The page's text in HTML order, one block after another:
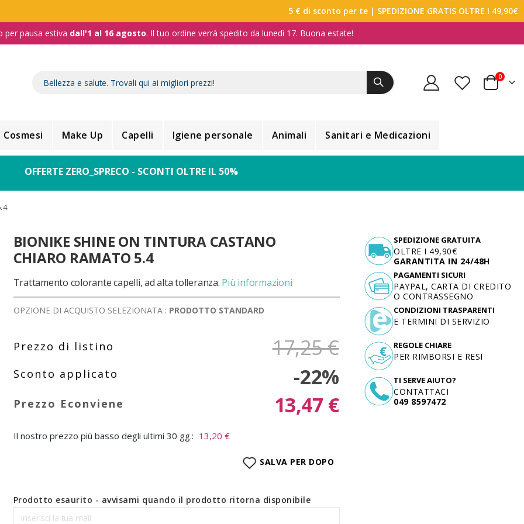
5 € di sconto per te | SPEDIZIONE GRATIS OLTRE I 49,90€
per pausa estiva dall'1 al 16 agosto. Il tuo ordine verrà spedito da lunedì 17. Buona estate!
Carrello
0
Cosmesi Make Up Capelli Igiene personale Animali Sanitari e Medicazioni
OFFERTE ZERO_SPRECO - SCONTI OLTRE IL 50%
BIONIKE SHINE ON TINTURA CASTANO
CHIARO RAMATO 5.4
Trattamento colorante capelli, ad alta tolleranza. Più informazioni
OPZIONE DI ACQUISTO SELEZIONATA : PRODOTTO STANDARD
17,25 €
-22%
13,47 €
Il nostro prezzo più basso degli ultimi 30 gg.: 13,20 €
SALVA PER DOPO
Prodotto esaurito - avvisami quando il prodotto ritorna disponibile
SPEDIZIONE GRATUITA
OLTRE I 49,90€
GARANTITA IN 24/48H
TI SERVE AIUTO?
CONTATTACI
049 8597472
PAGAMENTI SICURI
PAYPAL, CARTA DI CREDITO
O CONTRASSEGNO
CONDIZIONI TRASPARENTI
E TERMINI DI SERVIZIO
REGOLE CHIARE
PER RIMBORSI E RESI